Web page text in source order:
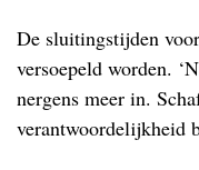
De sluitingstijden
versoepeld worden.
nergens meer in.
verantwoordelijkheid